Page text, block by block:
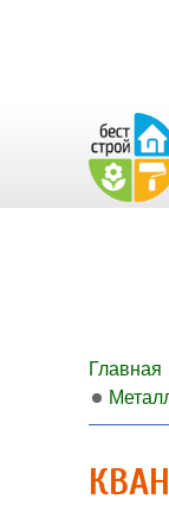
Главная